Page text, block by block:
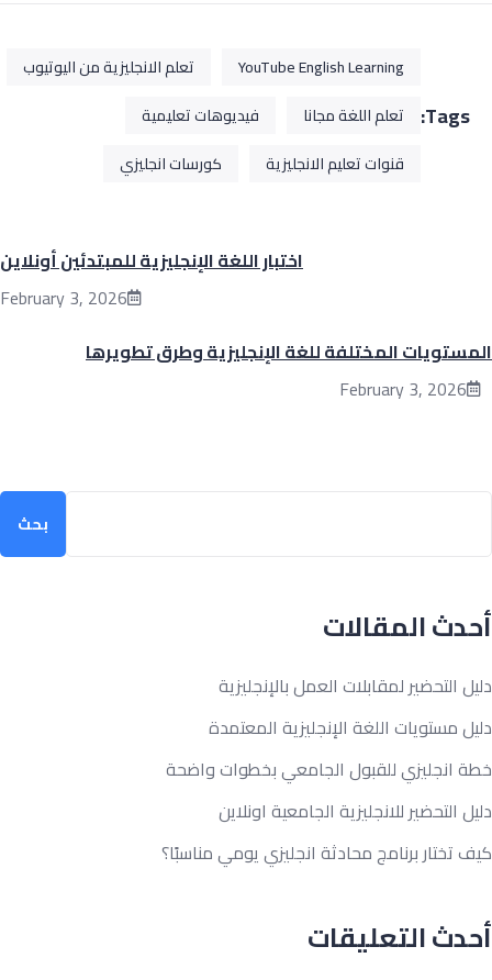
Tags:
YouTube English Learning
تعلم الانجليزية من اليوتيوب
تعلم اللغة مجانا
فيديوهات تعليمية
قنوات تعليم الانجليزية
كورسات انجليزي
اختبار اللغة الإنجليزية للمبتدئين أونلاين
February 3, 2026
المختلفة للغة الإنجليزية وطرق تطويرها
February 3, 2026
بحث
المقالات
التحضير لمقابلات العمل بالإنجليزية
مستويات اللغة الإنجليزية المعتمدة
انجليزي للقبول الجامعي بخطوات واضحة
التحضير للانجليزية الجامعية اونلاين
تختار برنامج محادثة انجليزي يومي مناسبًا؟
التعليقات